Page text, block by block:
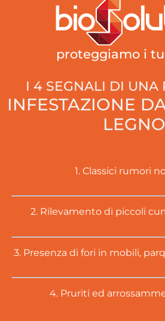
proteggiamo i
I 4 SEGNALI DI UNA
INFESTAZIONE
LEGNO
1. Classici rumori
2. Rilevamento di piccoli
3. Presenza di fori in mobili,
4. Pruriti ed